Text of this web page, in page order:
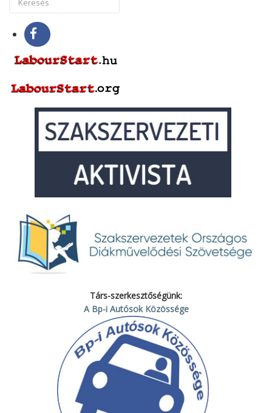
Társ-szerkesztőségünk:
A Bp-i Autósok Közössége